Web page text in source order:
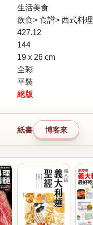
生活美食
飲食> 食譜> 西式料理
427.12
144
19 x 26 cm
全彩
平裝
絕版
紙書 博客來